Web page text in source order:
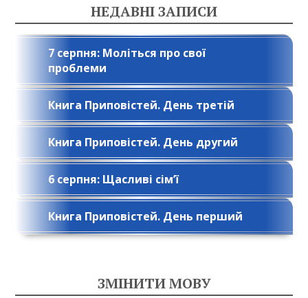
НЕДАВНІ ЗАПИСИ
7 серпня: Моліться про свої
проблеми
Книга Приповістей. День третій
Книга Приповістей. День другий
6 серпня: Щасливі сім’ї
Книга Приповістей. День перший
ЗМІНИТИ МОВУ